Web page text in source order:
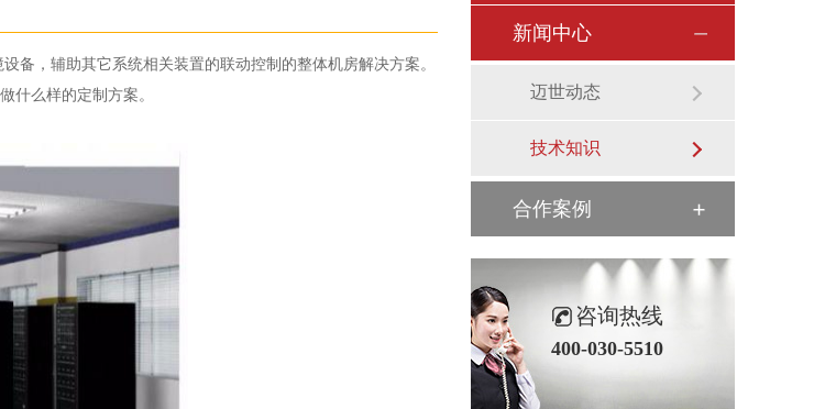
备，辅助其它系统相关装置的联动控制的整体机房解决方案。
什么样的定制方案。
新闻中心
迈世动态
技术知识
合作案例
咨询热线
400-030-5510